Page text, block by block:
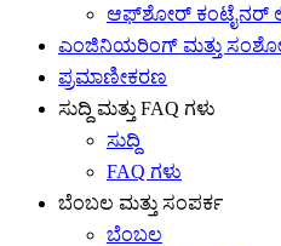
ಆಫ್‌ಶೋರ್ ಕಂಟೈನರ್
ಎಂಜಿನಿಯರಿಂಗ್ ಮತ್ತು
ಪ್ರಮಾಣೀಕರಣ
ಸುದ್ದಿ ಮತ್ತು FAQ ಗಳು
ಸುದ್ದಿ
FAQ ಗಳು
ಬೆಂಬಲ ಮತ್ತು ಸಂಪರ್ಕ
ಬೆಂಬಲ